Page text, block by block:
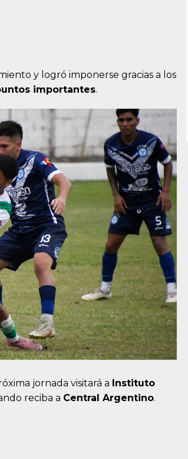
y logró imponerse gracias a los
importantes.
jornada visitará a Instituto
reciba a Central Argentino.